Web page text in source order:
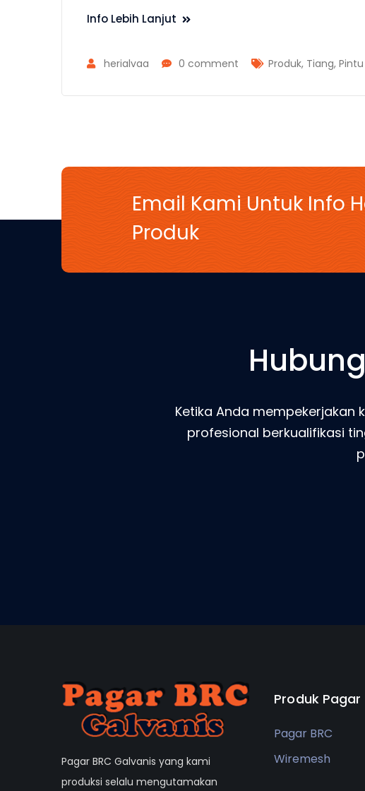
Info Lebih Lanjut
herialvaa 0 comment Produk, Tiang,
Email Kami Untuk Info
Produk
Ketika Anda mempekerjakan
profesional berkualifikasi
Pagar BRC Galvanis yang kami
produksi selalu mengutamakan
Produk Pagar
Pagar BRC
Wiremesh